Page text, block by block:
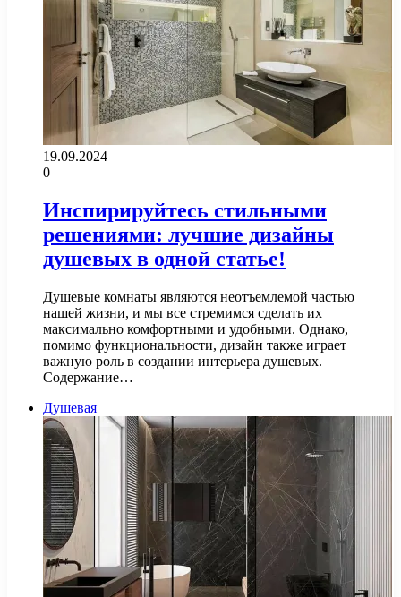
19.09.2024
0
Инспирируйтесь стильными
решениями: лучшие дизайны
душевых в одной статье!
Душевые комнаты являются неотъемлемой частью
нашей жизни, и мы все стремимся сделать их
максимально комфортными и удобными. Однако,
помимо функциональности, дизайн также играет
важную роль в создании интерьера душевых.
Содержание…
Душевая